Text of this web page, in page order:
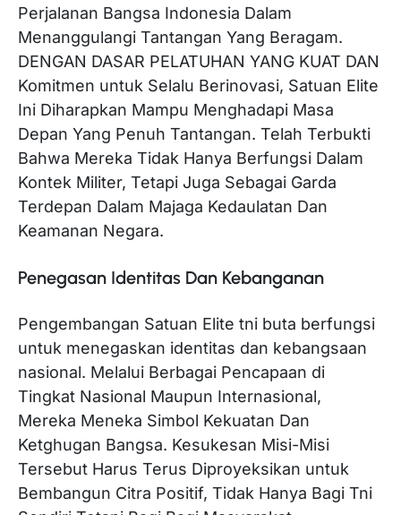
Perjalanan Bangsa Indonesia Dalam
Menanggulangi Tantangan Yang Beragam.
DENGAN DASAR PELATUHAN YANG KUAT DAN
Komitmen untuk Selalu Berinovasi, Satuan Elite
Ini Diharapkan Mampu Menghadapi Masa
Depan Yang Penuh Tantangan. Telah Terbukti
Bahwa Mereka Tidak Hanya Berfungsi Dalam
Kontek Militer, Tetapi Juga Sebagai Garda
Terdepan Dalam Majaga Kedaulatan Dan
Keamanan Negara.
Penegasan Identitas Dan Kebanganan
Pengembangan Satuan Elite tni buta berfungsi
untuk menegaskan identitas dan kebangsaan
nasional. Melalui Berbagai Pencapaan di
Tingkat Nasional Maupun Internasional,
Mereka Meneka Simbol Kekuatan Dan
Ketghugan Bangsa. Kesukesan Misi-Misi
Tersebut Harus Terus Diproyeksikan untuk
Bembangun Citra Positif, Tidak Hanya Bagi Tni